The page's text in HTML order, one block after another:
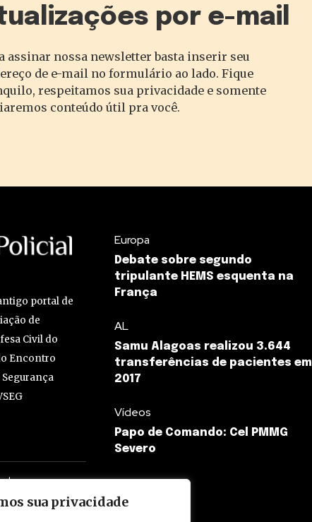
sua privacidade
por e-mail
assinar nossa newsletter basta inserir seu
de e-mail no formulário ao lado. Fique
respeitamos sua privacidade e somente
conteúdo útil pra você.
portal de
de
Civil do
Encontro
Europa
Debate sobre segundo
tripulante HEMS esquenta na
França
AL
Samu Alagoas realizou 3.644
transferências de pacientes em
2017
Vídeos
Papo de Comando: Cel PMMG
Severo